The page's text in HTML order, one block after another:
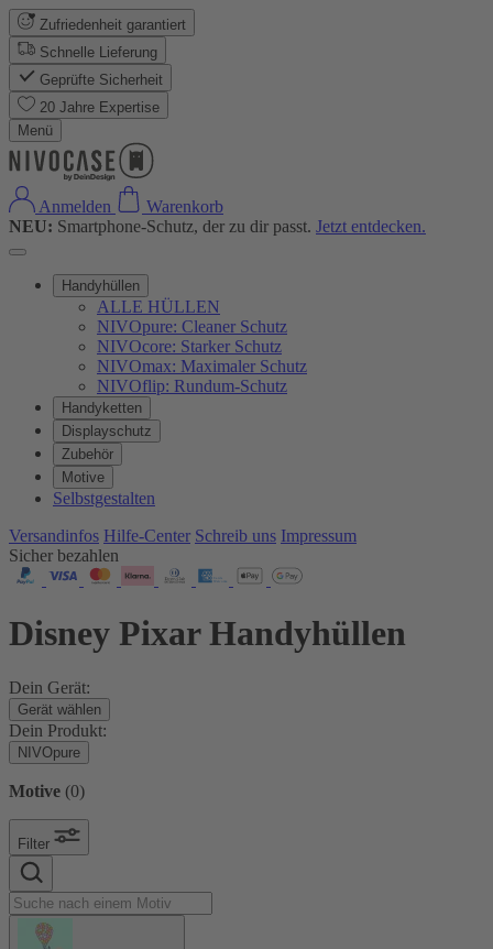
Zufriedenheit garantiert
Schnelle Lieferung
Geprüfte Sicherheit
20 Jahre Expertise
Menü
Anmelden
Warenkorb
NEU: Smartphone-Schutz, der zu dir passt. Jetzt entdecken.
Handyhüllen
ALLE HÜLLEN
NIVOpure: Cleaner Schutz
NIVOcore: Starker Schutz
NIVOmax: Maximaler Schutz
NIVOflip: Rundum-Schutz
Handyketten
Displayschutz
Zubehör
Motive
Selbstgestalten
Versandinfos Hilfe-Center Schreib uns Impressum
Sicher bezahlen
Disney Pixar Handyhüllen
Dein Gerät:
Gerät wählen
Dein Produkt:
NIVOpure
Motive (0)
Filter